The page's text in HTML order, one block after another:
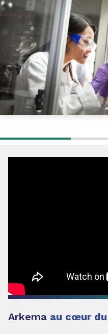
Arkema au cœur